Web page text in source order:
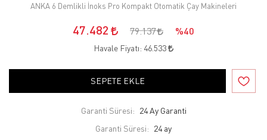
ANKA 6 Demlikli İnoks Pro Kompakt Otomatik Çay Makineleri
47.482 79.137 %40
Havale Fiyatı: 46.533
SEPETE EKLE
Garanti Süresi: 24 Ay Garanti
Garanti Süresi: 24 ay